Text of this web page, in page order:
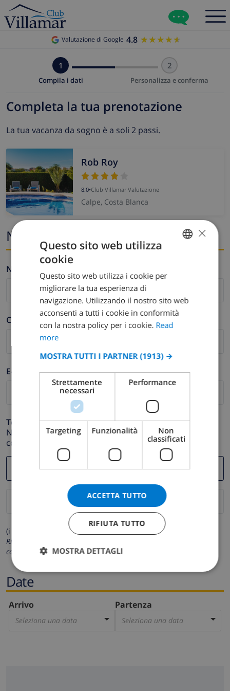
Valutazione di Google 4.8 ★★★★★
★★★★★
1
Compila i dati
2
Personalizza e conferma
Completa la tua prenotazione
La tua vacanza da sogno è a soli 2 passi.
Rob Roy
8.0•Club Villamar Valutazione
Calpe, Costa Blanca
Nome ed e-mail
Nome *
Cognome *
E-mail *
Telefono *
Nel caso in cui il tuo indirizzo email non funzioni
correttamente.
(i campi contrassegnati con * sono obbligatori)
Rispettiamo la tua privacy. I tuoi dati personali non saranno mai
condivisi con gli altri.
Date
Arrivo
Seleziona una data
Partenza
Seleziona una data
DUTCH
SPANISH
GERMAN
DANISH
NORWEGIAN
×
Questo sito web utilizza
cookie
Questo sito web utilizza i cookie per
migliorare la tua esperienza di
navigazione. Utilizzando il nostro sito web
acconsenti a tutti i cookie in conformità
con la nostra policy per i cookie. Read
more
MOSTRA TUTTI I PARTNER (1913) →
Strettamente
necessari
Performance
Targeting Funzionalità
Non
classificati
ACCETTA TUTTO
RIFIUTA TUTTO
MOSTRA DETTAGLI